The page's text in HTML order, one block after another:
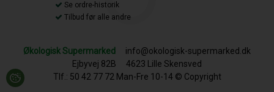
Se ordre-historik
Tilbud før alle andre
Økologisk Supermarked
info@okologisk-supermarked.dk
Ejbyvej 82B
4623 Lille Skensved
Tlf.: 50 42 77 72 Man-Fre 10-14 © Copyright